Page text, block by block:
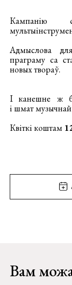
Кампанію
Адмыслова
праграму са
новых твораў.
І канешне ж
і шмат
Квіткі коштам
Вам